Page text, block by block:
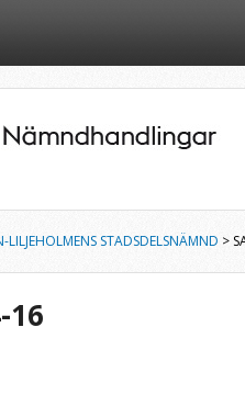
LILJEHOLMENS STADSDELSNÄMND >
16